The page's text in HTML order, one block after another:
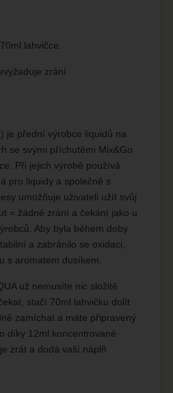
lahvičce.
zrání
je přední výrobce liquidů na
se svými příchutěmi Mix&Go
Při jejich výrobě používá
pro liquidy a společně s
umožňuje uživateli užít svůj
= žádné zrání a čekání jako u
Aby byla během doby
a zabránilo se oxidaci,
s aromatem dusíkem.
už nemusíte nic složitě
stačí 70ml lahvičku dolít
zamíchat a máte připravený
díky 12ml koncentrované
zrát a dodá vaší náplň